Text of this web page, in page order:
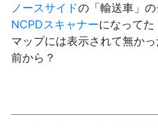
ノースサイドの「輸送車」の
NCPDスキャナーになってた
マップには表示されて無か
前から？